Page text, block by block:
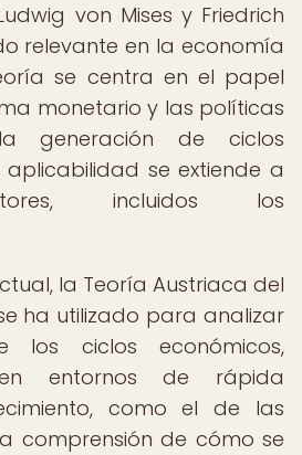
von Mises y Friedrich
relevante en la economía
se centra en el papel
monetario y las políticas
generación de ciclos
aplicabilidad se extiende a
incluidos los
la Teoría Austriaca del
ha utilizado para analizar
los ciclos económicos,
en entornos de rápida
como el de las
comprensión de cómo se